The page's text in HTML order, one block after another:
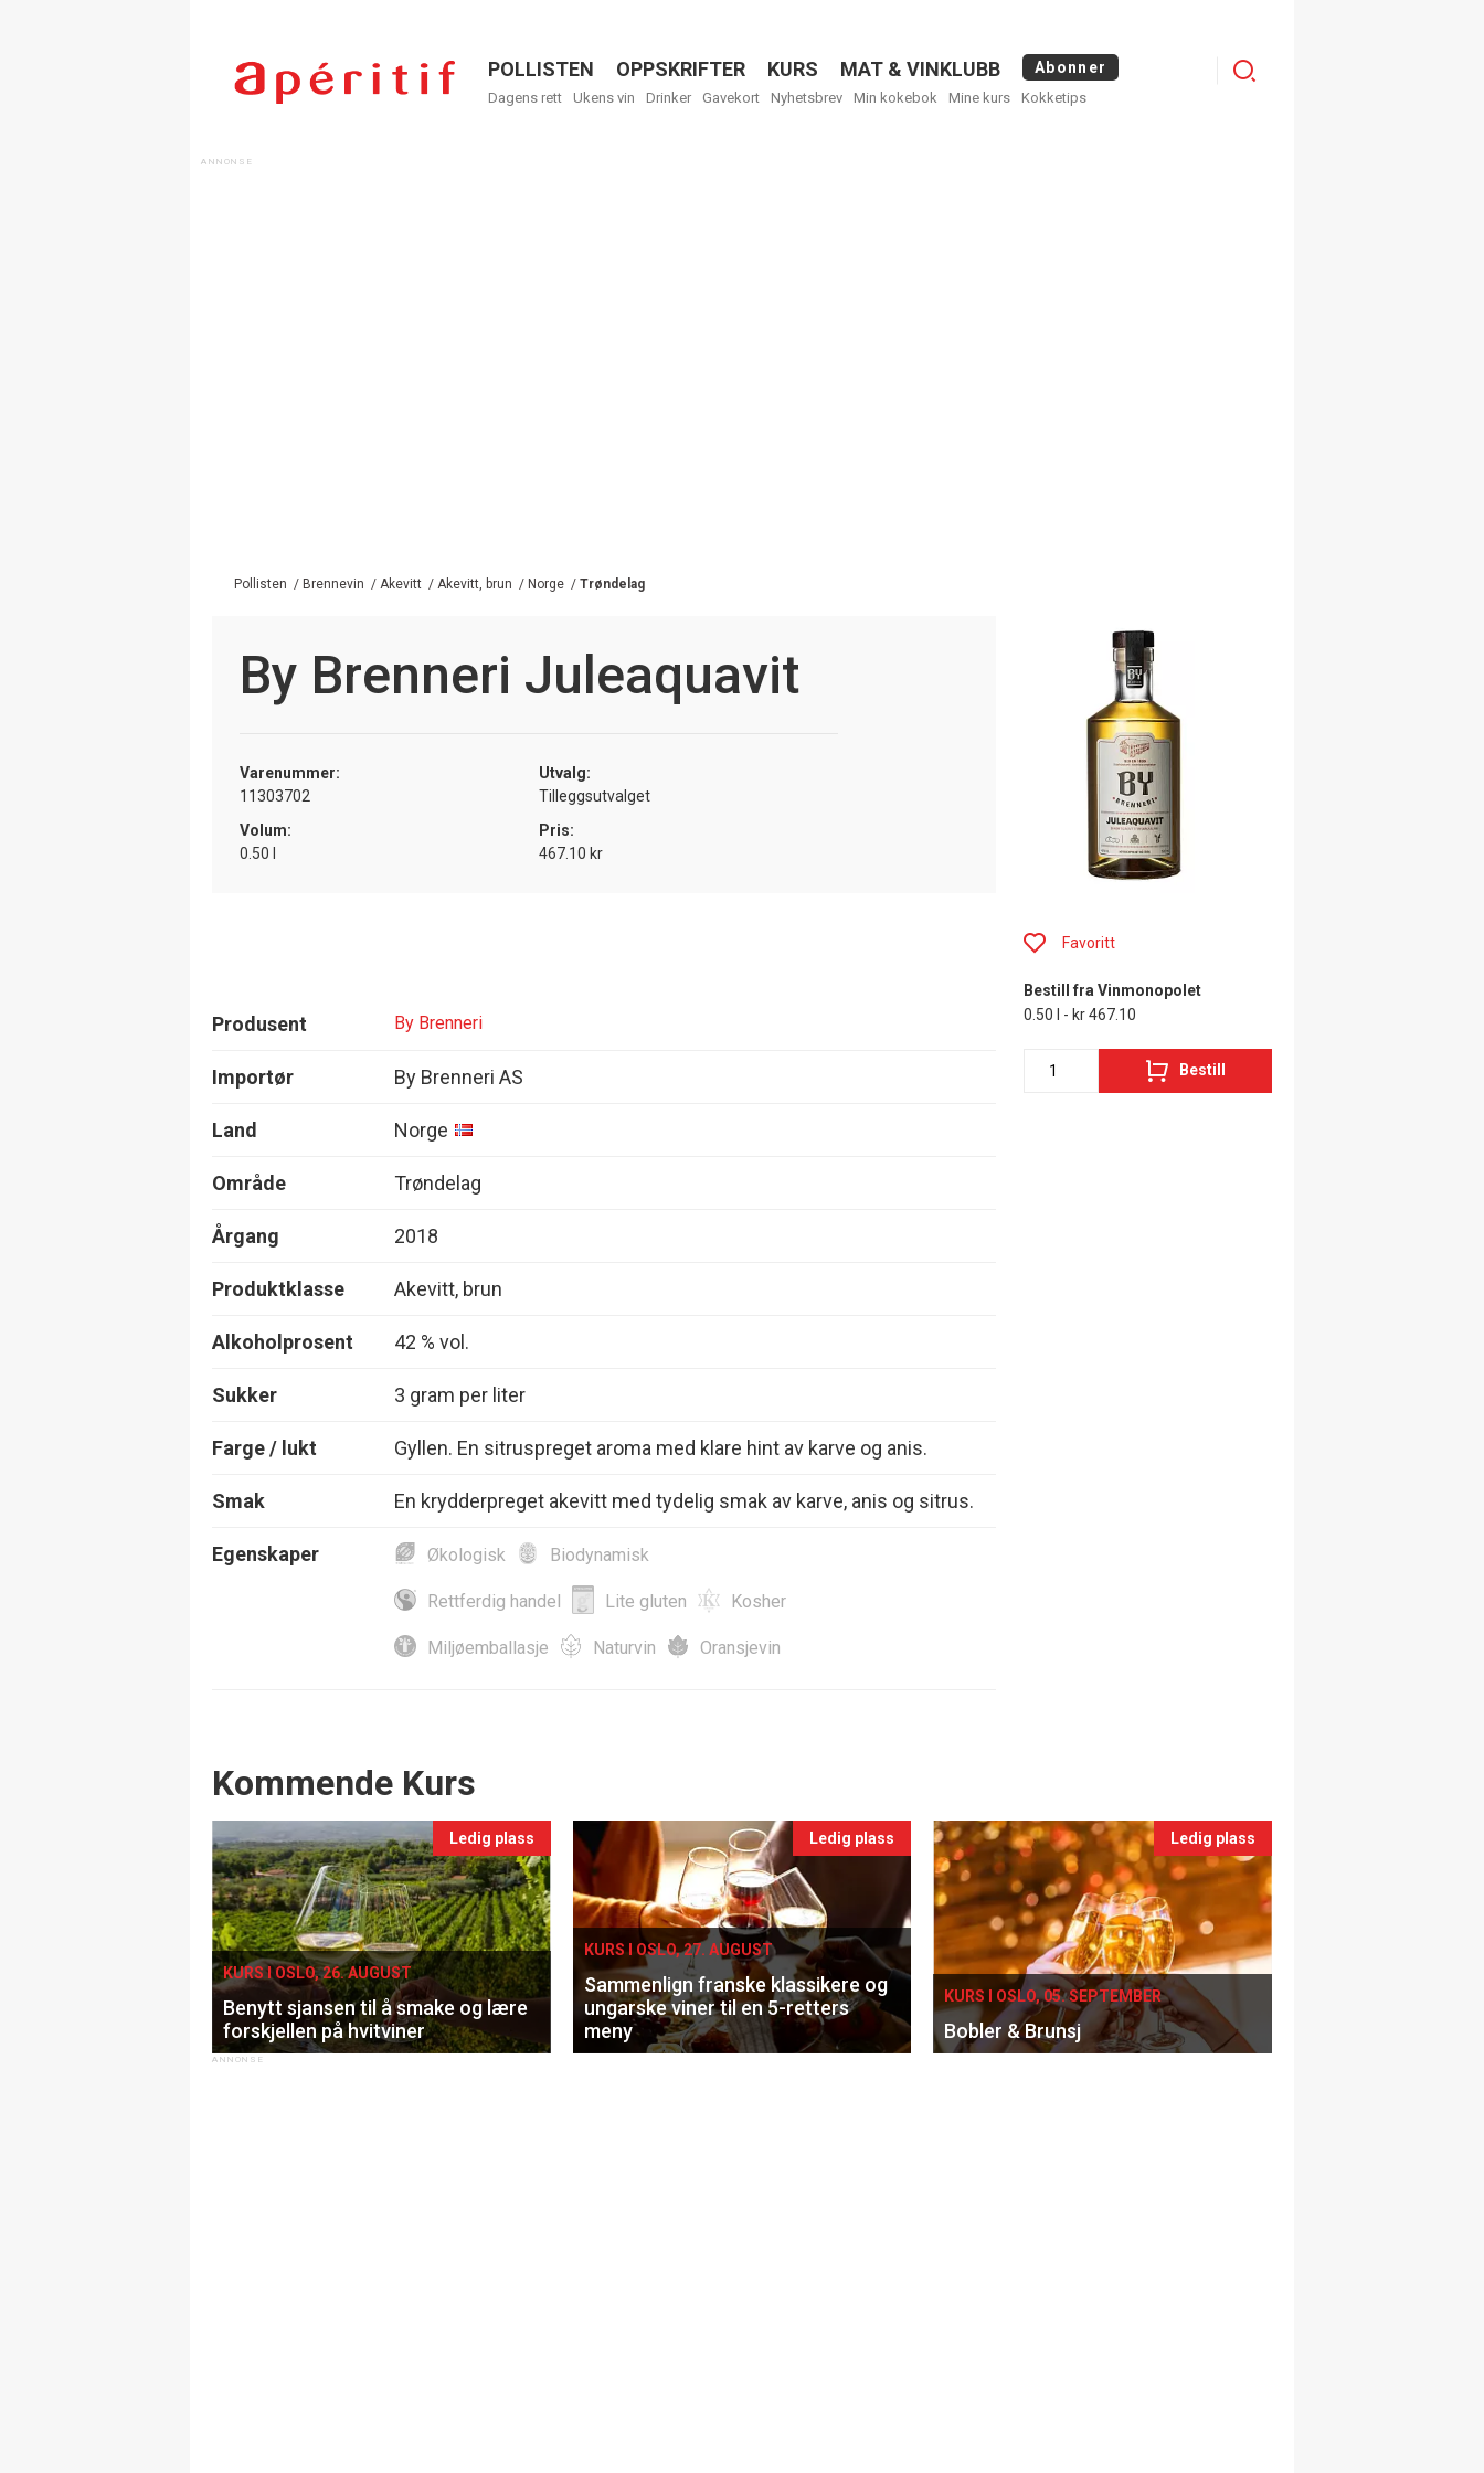
Menu
POLLISTEN OPPSKRIFTER KURS MAT & VINKLUBB Abonner
Dagens rett Ukens vin Drinker Gavekort Nyhetsbrev Min kokebok Mine kurs Kokketips
Menu
Pollisten / Brennevin / Akevitt / Akevitt, brun / Norge / Trøndelag
By Brenneri Juleaquavit
Varenummer:
11303702
Utvalg:
Tilleggsutvalget
Volum:
0.50 l
Pris:
467.10 kr
Produsent By Brenneri
Importør By Brenneri AS
Land Norge
Område Trøndelag
Årgang 2018
Produktklasse Akevitt, brun
Alkoholprosent 42 % vol.
Sukker 3 gram per liter
Farge / lukt Gyllen. En sitruspreget aroma med klare hint av karve og anis.
Smak En krydderpreget akevitt med tydelig smak av karve, anis og sitrus.
Egenskaper Økologisk Biodynamisk
Rettferdig handel Lite gluten Kosher
Miljøemballasje Naturvin Oransjevin
Favoritt
Bestill fra Vinmonopolet
0.50 l - kr 467.10
Bestill
Events
Kommende Kurs
Ledig plass
KURS I OSLO, 26. AUGUST
Benytt sjansen til å smake og lære
forskjellen på hvitviner
Ledig plass
KURS I OSLO, 27. AUGUST
Sammenlign franske klassikere og
ungarske viner til en 5-retters
meny
Ledig plass
KURS I OSLO, 05. SEPTEMBER
Bobler & Brunsj